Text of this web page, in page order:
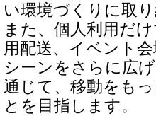
い環境づくりに取
また、個人利用だ
用配送、イベント
シーンをさらに広
通じて、移動をも
とを目指します。